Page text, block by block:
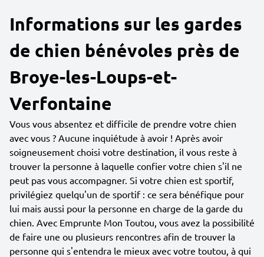
Informations sur les gardes
de chien bénévoles près de
Broye-les-Loups-et-
Verfontaine
Vous vous absentez et difficile de prendre votre chien
avec vous ? Aucune inquiétude à avoir ! Après avoir
soigneusement choisi votre destination, il vous reste à
trouver la personne à laquelle confier votre chien s'il ne
peut pas vous accompagner. Si votre chien est sportif,
privilégiez quelqu'un de sportif : ce sera bénéfique pour
lui mais aussi pour la personne en charge de la garde du
chien. Avec Emprunte Mon Toutou, vous avez la possibilité
de faire une ou plusieurs rencontres afin de trouver la
personne qui s'entendra le mieux avec votre toutou, à qui